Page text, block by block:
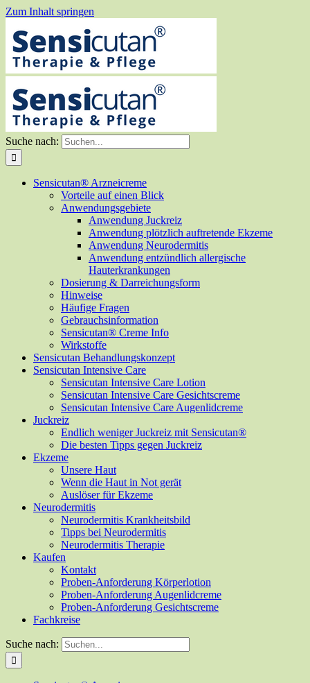
Zum Inhalt springen
Suche nach:
Sensicutan® Arzneicreme
Vorteile auf einen Blick
Anwendungsgebiete
Anwendung Juckreiz
Anwendung plötzlich auftretende Ekzeme
Anwendung Neurodermitis
Anwendung entzündlich allergische
Hauterkrankungen
Dosierung & Darreichungsform
Hinweise
Häufige Fragen
Gebrauchsinformation
Sensicutan® Creme Info
Wirkstoffe
Sensicutan Behandlungskonzept
Sensicutan Intensive Care
Sensicutan Intensive Care Lotion
Sensicutan Intensive Care Gesichtscreme
Sensicutan Intensive Care Augenlidcreme
Juckreiz
Endlich weniger Juckreiz mit Sensicutan®
Die besten Tipps gegen Juckreiz
Ekzeme
Unsere Haut
Wenn die Haut in Not gerät
Auslöser für Ekzeme
Neurodermitis
Neurodermitis Krankheitsbild
Tipps bei Neurodermitis
Neurodermitis Therapie
Kaufen
Kontakt
Proben-Anforderung Körperlotion
Proben-Anforderung Augenlidcreme
Proben-Anforderung Gesichtscreme
Fachkreise
Suche nach: